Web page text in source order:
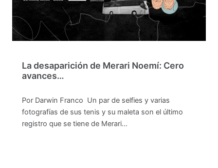
La desaparición de Merari Noemí: Cero
avances…
Por Darwin Franco Un par de selfies y varias
fotografías de sus tenis y su maleta son el último
registro que se tiene de Merari…